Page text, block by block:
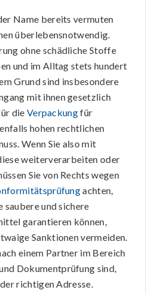
Name bereits vermuten
überlebensnotwendig.
ohne schädliche Stoffe
und im Alltag stets hundert
Grund sind insbesondere
mit ihnen gesetzlich
die Verpackungfür
hohen rechtlichen
Wenn Sie also mit
weiterverarbeiten oder
Sie von Rechts wegen
achten,
saubere und sichere
garantieren können,
Sanktionen vermeiden.
einem Partner im Bereich
Dokumentprüfung sind,
richtigen Adresse.